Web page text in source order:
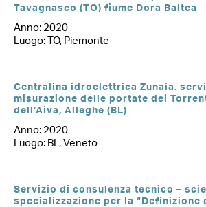
Tavagnasco (TO) fiume Dora Baltea
Anno: 2020
Luogo: TO, Piemonte
Centralina idroelettrica Zunaia.
misurazione delle portate dei
dell’Aiva, Alleghe (BL)
Anno: 2020
Luogo: BL, Veneto
Servizio di consulenza tecnico –
specializzazione per la “Definizione